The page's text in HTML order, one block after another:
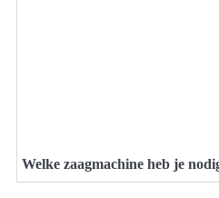
Welke zaagmachine heb je